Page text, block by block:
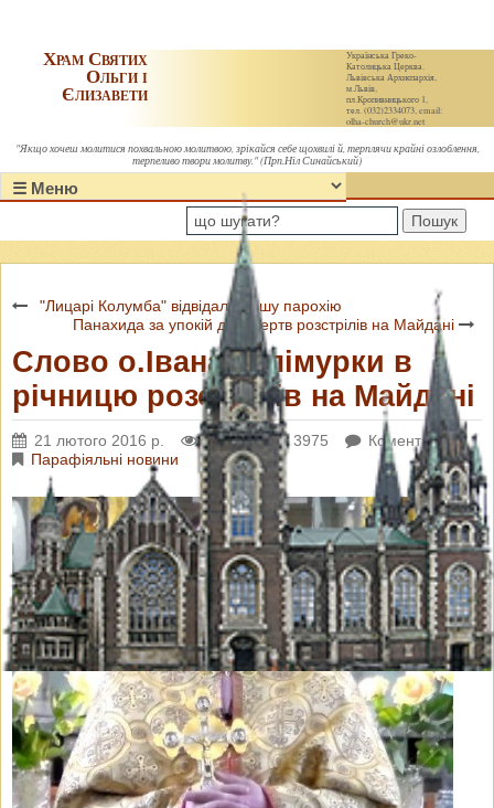
Українська Греко-
Католицька Церква.
Львівська Архиєпархія,
м.Львів,
пл.Кропивницького 1,
тел. (032)2334073, email:
olha-church@ukr.net
Храм Святих
Ольги і
Єлизавети
"Якщо хочеш молитися похвальною молитвою, зрікайся себе щохвилі й, терплячи крайні озлоблення,
терпеливо твори молитву." (Прп.Ніл Синайський)
Пошук
"Лицарі Колумба" відвідали нашу парохію
Панахида за упокій душ жертв розстрілів на Майдані
Слово о.Івана Галімурки в
річницю розстрілів на Майдані
21 лютого 2016 р. Переглядів: 3975
Коментарі: 0
Парафіяльні новини